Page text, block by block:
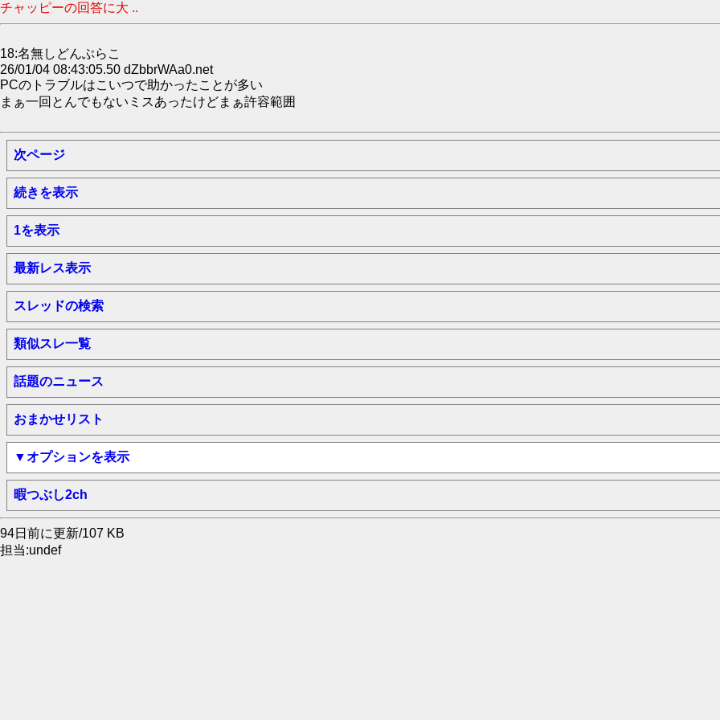
チャッピーの回答に大 ..
18:名無しどんぶらこ
26/01/04 08:43:05.50 dZbbrWAa0.net
PCのトラブルはこいつで助かったことが多い
まぁ一回とんでもないミスあったけどまぁ許容範囲
次ページ
続きを表示
1を表示
最新レス表示
スレッドの検索
類似スレ一覧
話題のニュース
おまかせリスト
▼オプションを表示
暇つぶし2ch
94日前に更新/107 KB
担当:undef